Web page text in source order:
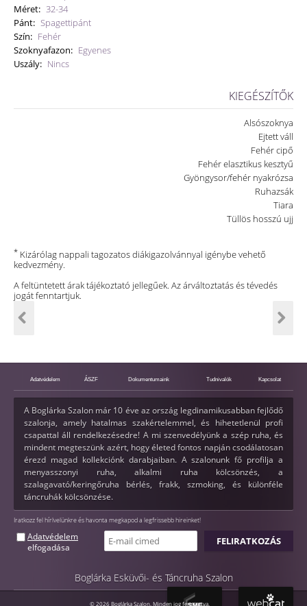
Méret: 32-34
Pánt: Spagettipánt
Szín: Fehér
Szoknyafazon: Egyenes
Uszály: Nincs
KIEGÉSZÍTŐK
Alsószoknya
Ejtett váll
Fehér cipő
Fehér elasztikus kesztyű
Gyöngysor/fehér nyakrózsa
Ruhazsák
Tiara
Tüllös hosszú ujj
* Kizárólag nappali tagozatos diákigazolvánnyal igénybe vehető
kedvezmény.
A feltüntetett árak tájékoztató jellegűek. Az árváltoztatás és tévedés
jogát fenntartjuk.
Adatvédelem ÁSZF Dokumentumaink Tudnivalók Kapcsolat
A Boglárka Szalon már 10 éve az ország legdinamikusabban fejlődő
szalonja, amely hatalmas szakértelemmel, és hihetetlenül profi
csapattal áll rendelkezésedre! A mi szenvedélyünk a szép ruha, és
mindent megteszünk azért, hogy életed fontos napján csodálatosan
érezd magad kollekciónk darabjaiban. A szalonunk fő profilja a
menyasszonyi ruha, alkalmi ruha kölcsönzés, a
szalagavató/keringőruha bérlés, frakk, szmoking, és különféle
táncruhák kölcsönzése.
Iratkozz fel hírlvelünkre és havonta megkapod a legfrissebb hireinket!
Adatvédelem
elfogadása
Boglárka Esküvői- és Táncruha Szalon
© 2026 Boglárka Szalon. Minden jog fenntartva.